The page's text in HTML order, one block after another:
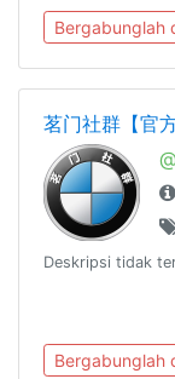
soon
Bergabunglah
Deskripsi tidak
Bergabunglah